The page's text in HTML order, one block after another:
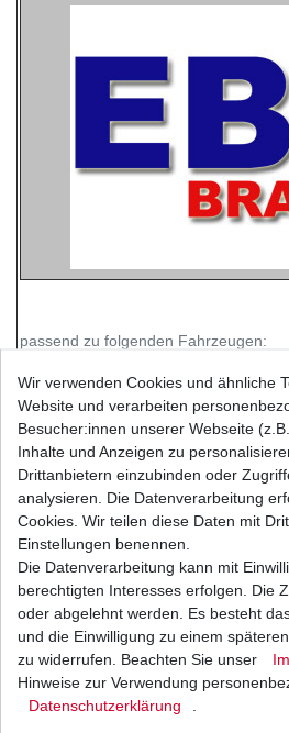
passend zu folgenden Fahrzeugen:
Modell Typ
Suzuki RM 125
RF14A
Suzuki RM 250
RJ15A
Suzuki RM 250
RJ16A
Suzuki RMX 250
PJ11A
Yamaha TT 600 E
4GV
Yamaha TT 600 S
4GV
Yamaha TT 600 S
Yamaha YZ 125
4DB
Yamaha YZ 125
4EX
Yamaha YZ 125
4JY
Yamaha YZ 125
4PE
Yamaha YZ 125
Wir verwenden Cookies und ähnliche
Website und verarbeiten
Besucher:innen unserer Webseite
Inhalte und Anzeigen zu
Drittanbietern einzubinden oder
analysieren. Die Datenverarbeitung
Cookies. Wir teilen diese Daten mit
Einstellungen benennen.
Die Datenverarbeitung kann mit
berechtigten Interesses erfolgen. Die
oder abgelehnt werden. Es besteht
und die Einwilligung zu einem
zu widerrufen. Beachten Sie unser
Hinweise zur Verwendung
Daten­schutz­erklärung